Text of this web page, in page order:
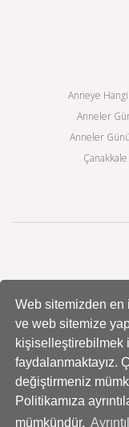
Web sitemizden
ve web sitemize
kişiselleştirebilmek
faydalanmaktayız.
değiştirmeniz
Politikamıza
mümkündür.
Anneye
Anneler
Anneler